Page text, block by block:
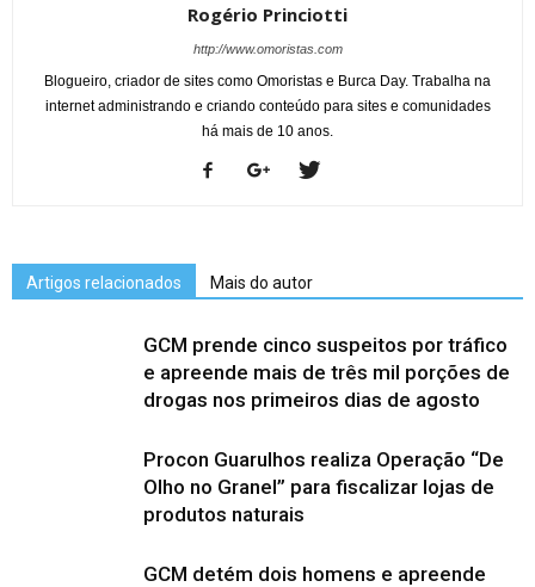
Rogério Princiotti
http://www.omoristas.com
Blogueiro, criador de sites como Omoristas e Burca Day. Trabalha na
internet administrando e criando conteúdo para sites e comunidades
há mais de 10 anos.
Artigos relacionados Mais do autor
GCM prende cinco suspeitos por tráfico
e apreende mais de três mil porções de
drogas nos primeiros dias de agosto
Procon Guarulhos realiza Operação “De
Olho no Granel” para fiscalizar lojas de
produtos naturais
GCM detém dois homens e apreende